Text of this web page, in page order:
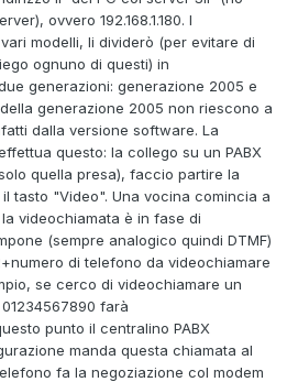
ovvero 192.168.1.180. I
modelli, li dividerò (per evitare di
ognuno di questi) in
generazioni: generazione 2005 e
generazione 2005 non riescono a
dalla versione software. La
questo: la collego su un PABX
quella presa), faccio partire la
tasto "Video". Una vocina comincia a
videochiamata è in fase di
(sempre analogico quindi DTMF)
di telefono da videochiamare
se cerco di videochiamare un
farà
punto il centralino PABX
manda questa chiamata al
fa la negoziazione col modem